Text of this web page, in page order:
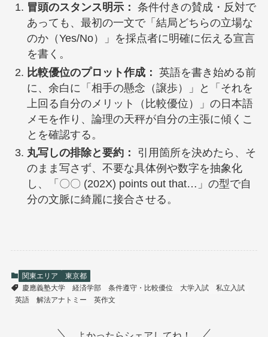
冒頭のスタンス明示： 条件付きの賛成・反対で
あっても、最初の一文で「結局どちらの立場な
のか（Yes/No）」を採点者に明確に伝える宣言
を書く。
比較優位のプロット作成： 英語を書き始める前
に、余白に「相手の懸念（譲歩）」と「それを
上回る自分のメリット（比較優位）」の日本語
メモを作り、論理の天秤が自分の主張に傾くこ
とを確認する。
丸写しの排除と要約：
引用箇所を決めたら、そ
のまま写さず、不要な具体例や数字を抽象化
し、「〇〇 (202X) points out that…」の型で自
分の文脈に綺麗に接合させる。
関東エリア
東京都
慶應義塾大学
経済学部 条件遵守・比較優位 大学入試
私立入試
英語
解法アナトミー 英作文